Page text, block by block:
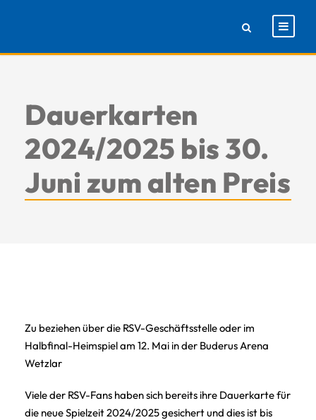
Dauerkarten
2024/2025 bis 30.
Juni zum alten Preis
Zu beziehen über die RSV-Geschäftsstelle oder im
Halbfinal-Heimspiel am 12. Mai in der Buderus Arena
Wetzlar
Viele der RSV-Fans haben sich bereits ihre Dauerkarte für
die neue Spielzeit 2024/2025 gesichert und dies ist bis